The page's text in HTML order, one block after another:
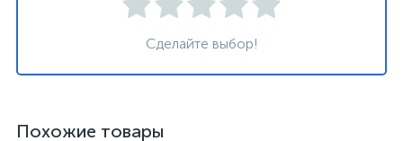
Сделайте выбор!
Похожие товары